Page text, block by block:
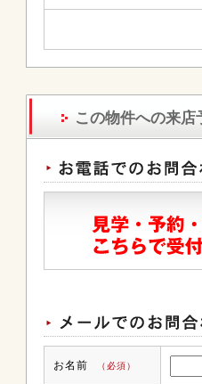
この物件への来
お名前 （必須）